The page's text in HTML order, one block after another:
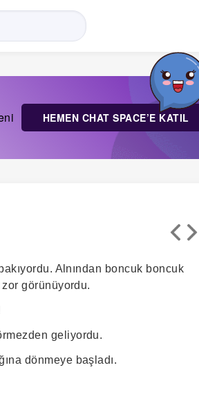
HEMEN CHAT SPACE’E KATIL
Alnından boncuk boncuk
görünüyordu.
geliyordu.
dönmeye başladı.